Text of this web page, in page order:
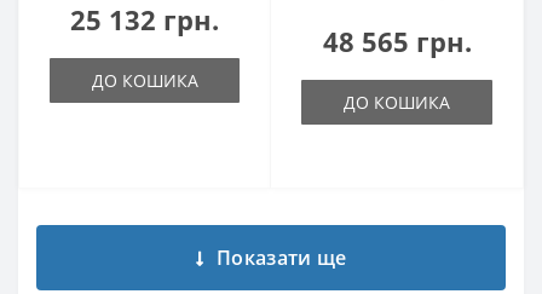
25 132 грн.
ДО КОШИКА
48 565 грн.
ДО КОШИКА
Показати ще